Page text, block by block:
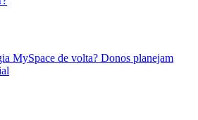
MySpace de volta? Donos planejam